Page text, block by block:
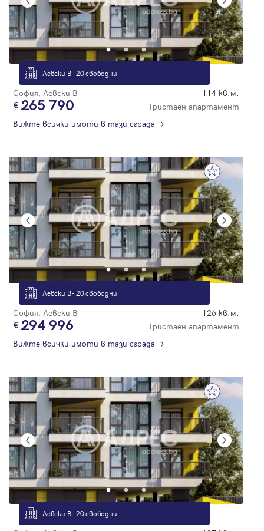
Левски В - 20 свободни
София, Левски В 114 кв.м.
265 790
Тристаен апартамент
Вижте всички имоти в тази сграда
Левски В - 20 свободни
София, Левски В 126 кв.м.
294 996
Тристаен апартамент
Вижте всички имоти в тази сграда
Левски В - 20 свободни